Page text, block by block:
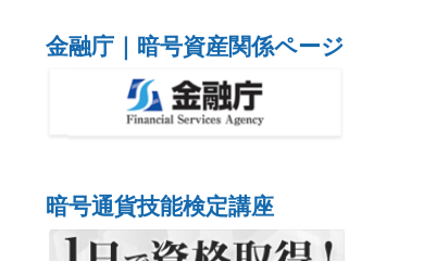
金融庁｜暗号資産関係ページ
暗号通貨技能検定講座